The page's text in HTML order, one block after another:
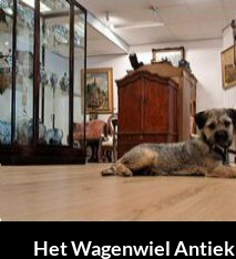
Het Wagenwiel Antiek